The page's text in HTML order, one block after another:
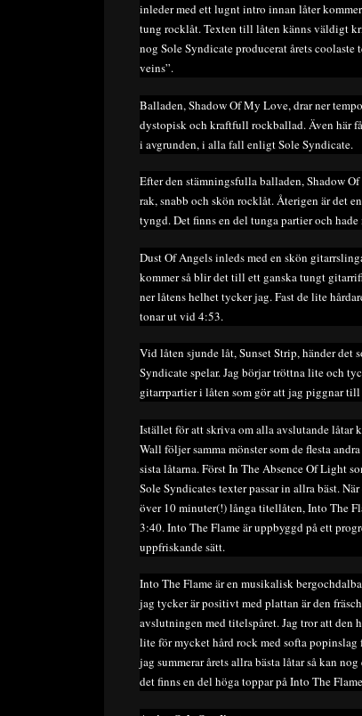
inleder med ett lugnt intro innan låter
tung rocklåt. Texten till låten känns väldigt
nog Sole Syndicate producerat årets
veins”.
Balladen, Shadow Of My Love, drar ner
dystopisk och kraftfull rockballad. Även här
i avgrunden, i alla fall enligt Sole Syndicate.
Efter den stämningsfulla balladen, Shadow
rak, snabb och skön rocklåt. Återigen är det
tyngd. Det finns en del tunga partier och
Dust Of Angels inleds med en skön
kommer så blir det till ett ganska tungt
ner låtens helhet tycker jag. Fast de lite
tonar ut vid 4:53.
Vid låten sjunde låt, Sunset Strip, händer det
Syndicate spelar. Jag börjar tröttna lite och
gitarrpartier i låten som gör att jag piggnar
Istället för att skriva om alla avslutande låtar
Wall följer samma mönster som de flesta
sista låtarna. Först In The Absence Of Light
Sole Syndicates texter passar in allra bäst.
över 10 minuter(!) långa titellåten, Into The
3:40. Into The Flame är uppbyggd på ett
uppfriskande sätt.
Into The Flame är en musikalisk
jag tycker är positivt med plattan är den
avslutningen med titelspåret. Jag tror att
lite för mycket hård rock med softa
jag summerar årets allra bästa låtar så kan
det finns en del höga toppar på Into The